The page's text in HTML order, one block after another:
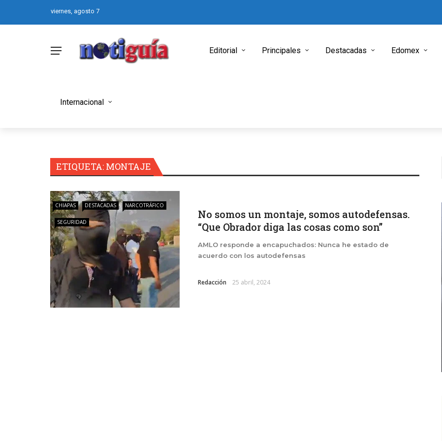
viernes, agosto 7
Editorial Principales Destacadas Edomex
Internacional
ETIQUETA: MONTAJE
CHIAPAS DESTACADAS NARCOTRÁFICO
SEGURIDAD
No somos un montaje, somos autodefensas.
“Que Obrador diga las cosas como son”
AMLO responde a encapuchados: Nunca he estado de
acuerdo con los autodefensas
Redacción 25 abril, 2024